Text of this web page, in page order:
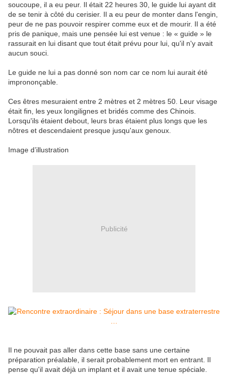
soucoupe, il a eu peur. Il était 22 heures 30, le guide lui ayant dit
de se tenir à côté du cerisier. Il a eu peur de monter dans l'engin,
peur de ne pas pouvoir respirer comme eux et de mourir. Il a été
pris de panique, mais une pensée lui est venue : le « guide » le
rassurait en lui disant que tout était prévu pour lui, qu'il n'y avait
aucun souci.
Le guide ne lui a pas donné son nom car ce nom lui aurait été
imprononçable.
Ces êtres mesuraient entre 2 mètres et 2 mètres 50. Leur visage
était fin, les yeux longilignes et bridés comme des Chinois.
Lorsqu'ils étaient debout, leurs bras étaient plus longs que les
nôtres et descendaient presque jusqu'aux genoux.
Image d’illustration
Publicité
Il ne pouvait pas aller dans cette base sans une certaine
préparation préalable, il serait probablement mort en entrant. Il
pense qu'il avait déjà un implant et il avait une tenue spéciale.